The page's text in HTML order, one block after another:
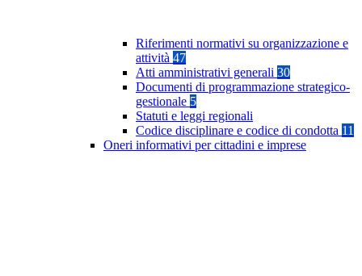
Riferimenti normativi su organizzazione e
attività 47
Atti amministrativi generali 30
Documenti di programmazione strategico-
gestionale 5
Statuti e leggi regionali
Codice disciplinare e codice di condotta 11
Oneri informativi per cittadini e imprese